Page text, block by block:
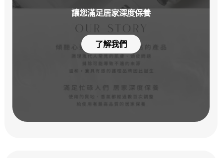
讓您滿足居家深度保養
了解我們